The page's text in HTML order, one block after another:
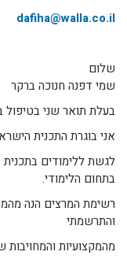
dafiha@walla.co.il
שלום
שמי דפנה חנוכה ברקר
בעלת תואר שני בטיפול
אני בוגרת התכנית
לגשת ללימודים
בתחום הלימודי.
רשימת המרצים הנה
והתרשמתי
מהמקצועיות